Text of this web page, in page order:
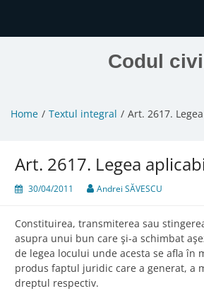
Codul
Home Textul integral Art. 2617.
Art. 2617. Legea
30/04/2011 Andrei SĂVESCU
Constituirea, transmiterea sau
asupra unui bun care şi-a schimbat
de legea locului unde acesta se afla în
produs faptul juridic care a generat, a
dreptul respectiv.